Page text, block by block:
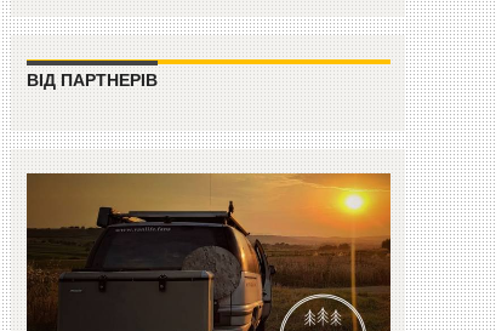
ВІД ПАРТНЕРІВ